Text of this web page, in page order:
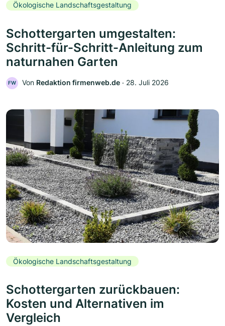
Ökologische Landschaftsgestaltung
Schottergarten umgestalten:
Schritt-für-Schritt-Anleitung zum
naturnahen Garten
FW Von Redaktion firmenweb.de ‧ 28. Juli 2026
Ökologische Landschaftsgestaltung
Schottergarten zurückbauen:
Kosten und Alternativen im
Vergleich